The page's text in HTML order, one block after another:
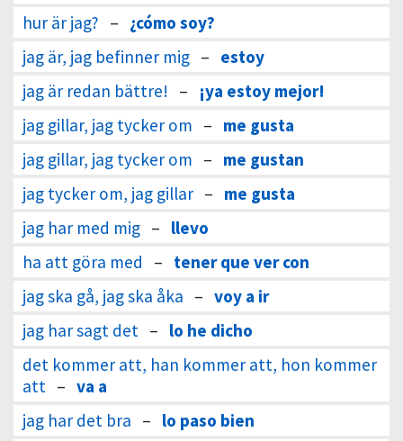
hur är jag? – ¿cómo soy?
jag är, jag befinner mig – estoy
jag är redan bättre! –
¡ya estoy mejor!
jag gillar, jag tycker om – me gusta
jag gillar, jag tycker om – me gustan
jag tycker om, jag gillar – me gusta
jag har med mig – llevo
ha att göra med
– tener que ver con
jag ska gå, jag ska åka – voy a ir
jag har sagt det – lo he dicho
det kommer att, han kommer att, hon kommer
att – va a
jag har det bra – lo paso bien